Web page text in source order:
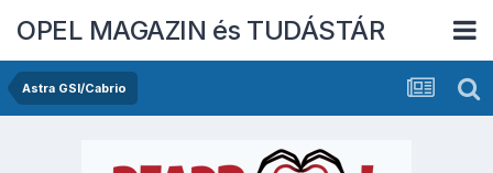
OPEL MAGAZIN és TUDÁSTÁR
Astra GSI/Cabrio